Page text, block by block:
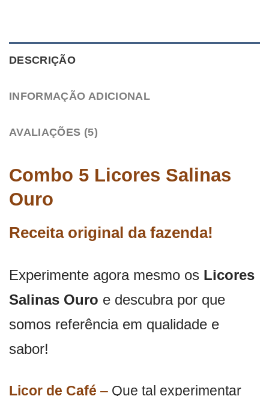
DESCRIÇÃO
INFORMAÇÃO ADICIONAL
AVALIAÇÕES (5)
Combo 5 Licores Salinas
Ouro
Receita original da fazenda!
Experimente agora mesmo os Licores
Salinas Ouro e descubra por que
somos referência em qualidade e
sabor!
Licor de Café – Que tal experimentar